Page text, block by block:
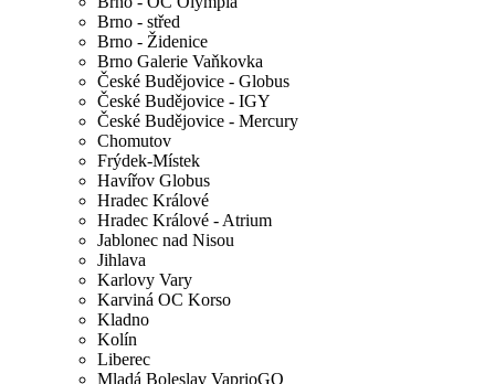
Brno - střed
Brno - Židenice
Brno Galerie Vaňkovka
České Budějovice - Globus
České Budějovice - IGY
České Budějovice - Mercury
Chomutov
Frýdek-Místek
Havířov Globus
Hradec Králové
Hradec Králové - Atrium
Jablonec nad Nisou
Jihlava
Karlovy Vary
Karviná OC Korso
Kladno
Kolín
Liberec
Mladá Boleslav VaprioGO